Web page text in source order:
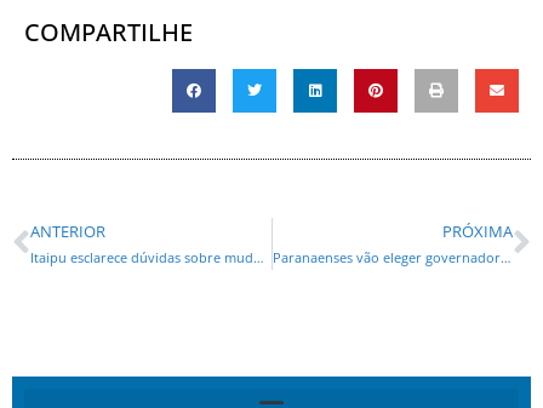
COMPARTILHE
ANTERIOR
Itaipu esclarece dúvidas sobre mudanças na lei dos royalties
PRÓXIMA
Paranaenses vão eleger governador com perfil inédito em 53 anos